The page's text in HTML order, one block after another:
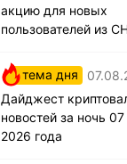
акцию для новых
пользователей из
тема дня
Дайджест
новостей за ночь 07
2026 года